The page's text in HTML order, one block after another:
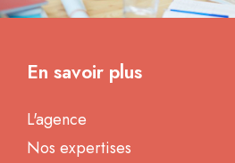
En savoir plus
L'agence
Nos expertises